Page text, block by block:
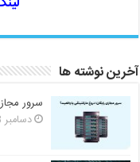
آخرین نوشته ها
سرور
دسامبر 18, 2023